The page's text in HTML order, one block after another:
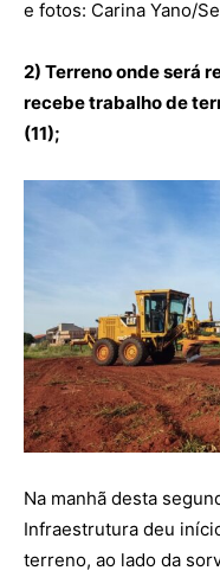
e fotos: Carina Yano/
2) Terreno onde será
recebe trabalho de
(11);
Na manhã desta
Infraestrutura deu
terreno, ao lado da